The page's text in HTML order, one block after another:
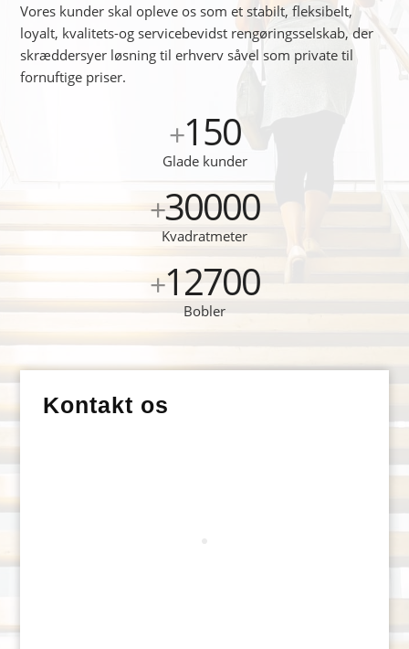
Kontakt os
Vores kunder skal opleve os som et stabilt, fleksibelt,
loyalt, kvalitets-og servicebevidst rengøringsselskab, der
skræddersyer løsning til erhverv såvel som private til
fornuftige priser.
+150
Glade kunder
+30000
Kvadratmeter
+12700
Bobler